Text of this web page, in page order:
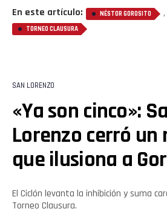
En este artículo: NÉSTOR GOROSITO ,
TORNEO CLAUSURA
SAN LORENZO
«Ya son cinco»:
Lorenzo cerró un
que ilusiona a
El Ciclón levanta la inhibición y suma
Torneo Clausura.